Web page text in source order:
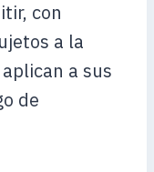
con
a la
a sus
de